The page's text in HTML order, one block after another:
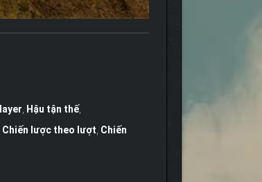
Hậu tận thế,
Chiến lược theo lượt Chiến